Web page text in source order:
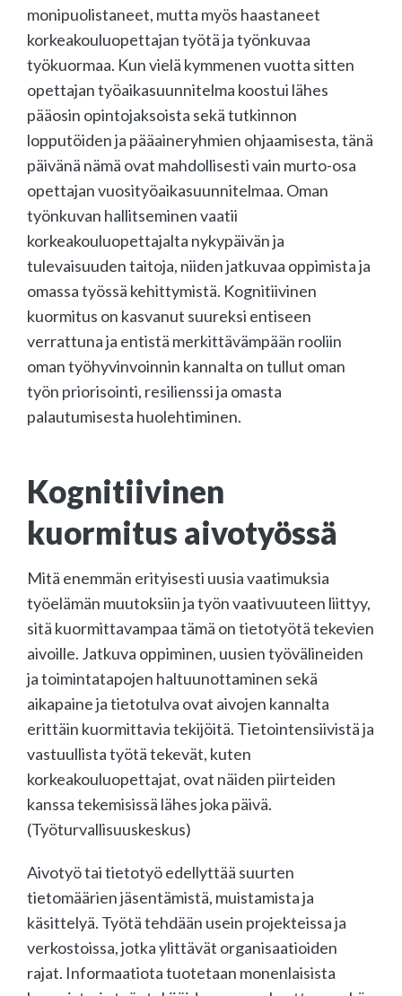
monipuolistaneet, mutta myös haastaneet
korkeakouluopettajan työtä ja työnkuvaa
työkuormaa. Kun vielä kymmenen vuotta sitten
opettajan työaikasuunnitelma koostui lähes
pääosin opintojaksoista sekä tutkinnon
lopputöiden ja pääaineryhmien ohjaamisesta, tänä
päivänä nämä ovat mahdollisesti vain murto-osa
opettajan vuosityöaikasuunnitelmaa. Oman
työnkuvan hallitseminen vaatii
korkeakouluopettajalta nykypäivän ja
tulevaisuuden taitoja, niiden jatkuvaa oppimista ja
omassa työssä kehittymistä. Kognitiivinen
kuormitus on kasvanut suureksi entiseen
verrattuna ja entistä merkittävämpään rooliin
oman työhyvinvoinnin kannalta on tullut oman
työn priorisointi, resilienssi ja omasta
palautumisesta huolehtiminen.
Kognitiivinen
kuormitus aivotyössä
Mitä enemmän erityisesti uusia vaatimuksia
työelämän muutoksiin ja työn vaativuuteen liittyy,
sitä kuormittavampaa tämä on tietotyötä tekevien
aivoille. Jatkuva oppiminen, uusien työvälineiden
ja toimintatapojen haltuunottaminen sekä
aikapaine ja tietotulva ovat aivojen kannalta
erittäin kuormittavia tekijöitä. Tietointensiivistä ja
vastuullista työtä tekevät, kuten
korkeakouluopettajat, ovat näiden piirteiden
kanssa tekemisissä lähes joka päivä.
(Työturvallisuuskeskus)
Aivotyö tai tietotyö edellyttää suurten
tietomäärien jäsentämistä, muistamista ja
käsittelyä. Työtä tehdään usein projekteissa ja
verkostoissa, jotka ylittävät organisaatioiden
rajat. Informaatiota tuotetaan monenlaisista